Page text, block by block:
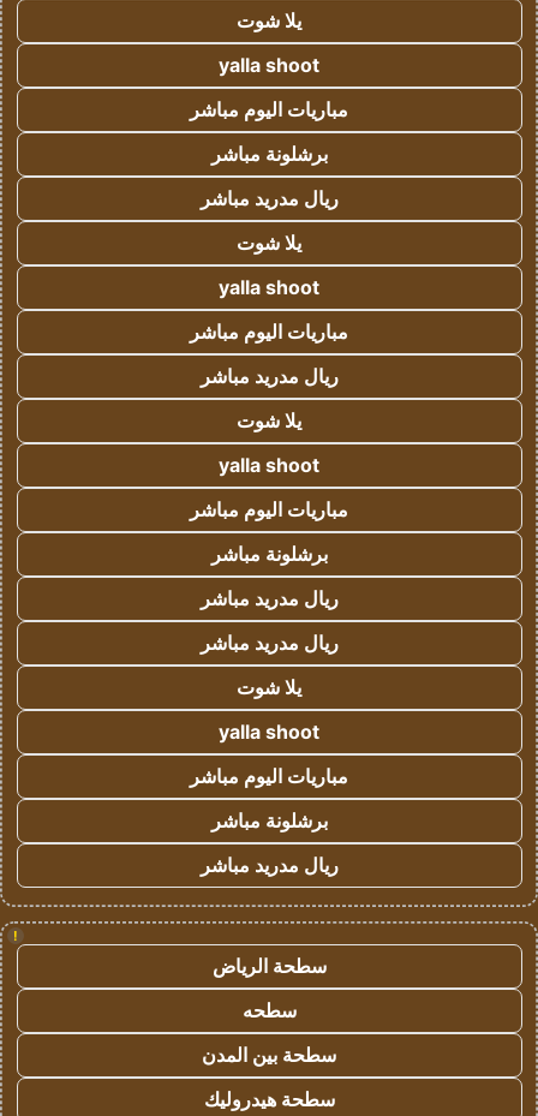
يلا شوت
yalla shoot
مباريات اليوم مباشر
برشلونة مباشر
ريال مدريد مباشر
يلا شوت
yalla shoot
مباريات اليوم مباشر
ريال مدريد مباشر
يلا شوت
yalla shoot
مباريات اليوم مباشر
برشلونة مباشر
ريال مدريد مباشر
ريال مدريد مباشر
يلا شوت
yalla shoot
مباريات اليوم مباشر
برشلونة مباشر
ريال مدريد مباشر
!
سطحة الرياض
سطحه
سطحة بين المدن
سطحة هيدروليك